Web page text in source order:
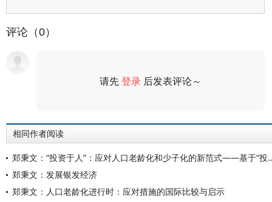
评论（0）
请先登录 后发表评论～
相同作者阅读
郑秉文：“投资于人”：应对人
郑秉文：发展银发经济
郑秉文：人口老龄化进行时：应对措施的国际比较与启示